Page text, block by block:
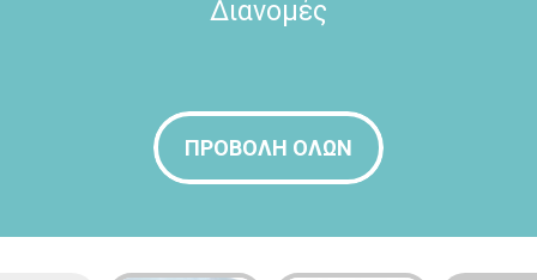
Διανομές
ΠΡΟΒΟΛΗ ΟΛΩΝ